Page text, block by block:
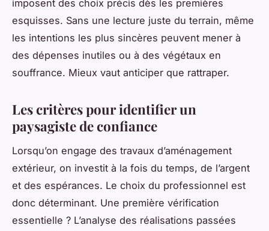
imposent des choix précis dès les premières
esquisses. Sans une lecture juste du terrain, même
les intentions les plus sincères peuvent mener à
des dépenses inutiles ou à des végétaux en
souffrance. Mieux vaut anticiper que rattraper.
Les critères pour identifier un
paysagiste de confiance
Lorsqu’on engage des travaux d’aménagement
extérieur, on investit à la fois du temps, de l’argent
et des espérances. Le choix du professionnel est
donc déterminant. Une première vérification
essentielle ? L’analyse des réalisations passées